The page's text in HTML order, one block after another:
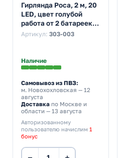
Гирлянда Роса, 2 м, 20
LED, цвет голубой
работа от 2 батареек
CR2032 в комплекте
Артикул: 303-003
Наличие
Самовывоз из ПВЗ:
м. Новохохловская — 12
августа
Доставка по Москве и
области — 13 августа
Авторизованному
пользователю начислим 1
бонус